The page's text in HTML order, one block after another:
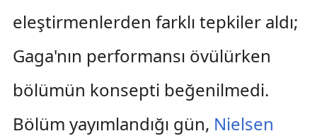
eleştirmenlerden farklı tepkiler aldı;
Gaga'nın performansı övülürken
bölümün konsepti beğenilmedi.
Bölüm yayımlandığı gün, Nielsen